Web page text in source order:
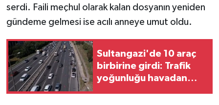
serdi. Faili meçhul olarak kalan dosyanın yeniden
gündeme gelmesi ise acılı anneye umut oldu.
Sultangazi'de 10 araç
birbirine girdi: Trafik
yoğunluğu havadan